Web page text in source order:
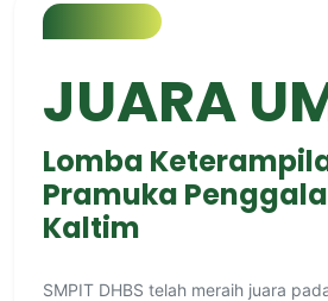
JUARA
Lomba
Pramuka
Kaltim
SMPIT DHBS telah meraih juara